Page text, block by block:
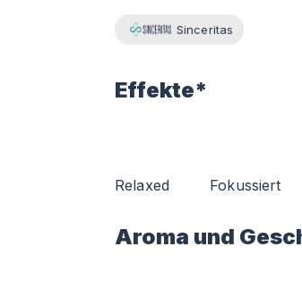
Sinceritas
Effekte*
Relaxed Fokussiert
Aroma und